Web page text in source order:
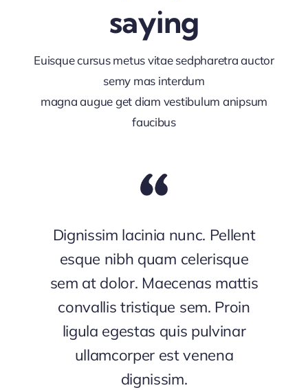
saying
Euisque cursus metus vitae sedpharetra auctor
semy mas interdum
magna augue get diam vestibulum anipsum
faucibus
Dignissim lacinia nunc. Pellent
esque nibh quam celerisque
sem at dolor. Maecenas mattis
convallis tristique sem. Proin
ligula egestas quis pulvinar
ullamcorper est venena
dignissim.